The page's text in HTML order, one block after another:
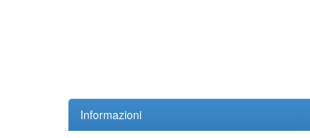
Informazioni